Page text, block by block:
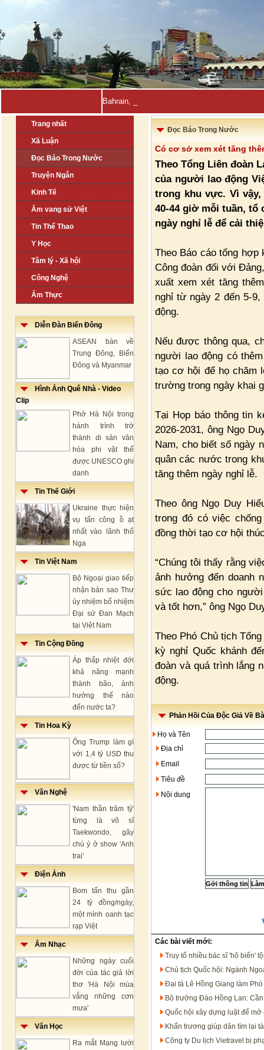
Bahrain, Kuwait tuyên bố đ-
Trang nhất
Xã Luận
Đọc Báo Trong Nước
Truyện Ngắn
Kinh Tế
Âm vang sử Việt
Tin Thể Thao
Y Học
Tâm lý - Xã hội
Công Nghệ
Ẩm Thực
Diễn Đàn Biển Đông
ASEAN bàn về
Trung Đông, Biển
Đông và Myanmar
Hình Ảnh Quê Nhà - Video
Clip
Phở Hà Nội trong
hành trình trở
thành di sản văn
hóa phi vật thể
được UNESCO ghi
danh
Tin Thế Giới
Ukraine thực hiện
vụ tấn công ồ ạt
nhất vào lãnh thổ
Nga
Tin Việt Nam
Bộ Ngoại giao tiếp
nhận bản sao Thư
ủy nhiệm bổ nhiệm
Đại sứ Đan Mạch
tại Việt Nam
Tin Cộng Đồng
Áp thấp nhiệt đới
khả năng mạnh
thành bão, ảnh
hưởng thế nào
đến nước ta?
Tin Hoa Kỳ
Ông Trump làm gì
với 1,4 tỷ USD thu
được từ tiền số?
Văn Nghệ
'Nam thần trăm tỷ'
từng là võ sĩ
Taekwondo, gây
chú ý ở show 'Anh
trai'
Điện Ảnh
Bom tấn thu gần
24 tỷ đồng/ngày,
một mình oanh tạc
rạp Việt
Âm Nhạc
Những ngày cuối
đời của tác giả lời
thơ 'Hà Nội mùa
vắng những cơn
mưa'
Văn Học
Ra mắt Mạng lưới
Đọc Báo Trong Nước
Có cơ sở xem xét tăng
Theo Tổng Liên đoàn
của người lao động
trong khu vực. Vì
40-44 giờ mỗi tuần, tổ
ngày nghỉ lễ để cải
Theo Báo cáo tổng
Công đoàn đối với
xuất xem xét tăng
nghỉ từ ngày 2 đến 5-
động.
Nếu được thông qua,
người lao động có
tạo cơ hội để họ chăm
trường trong ngày khai
Tại Họp báo thông tin
2026-2031, ông Ngọ
Nam, cho biết số ngày
quân các nước trong
tăng thêm ngày nghỉ lễ.
Theo ông Ngọ Duy
trong đó có việc
đồng thời tạo cơ hội
“Chúng tôi thấy rằng
ảnh hưởng đến doanh
sức lao động cho
và tốt hơn,” ông Ngọ
Theo Phó Chủ tịch
kỳ nghỉ Quốc khánh
đoàn và quá trình lắng
động.
Phản Hồi Của Độc Giả Về
Họ và Tên
Địa chỉ
Email
Tiêu đề
Nội dung
Các bài viết mới:
Truy tố nhiều bác sĩ 'hô biến'
Chủ tịch Quốc hội: Ngành
Đại tá Lê Hồng Giang làm
Bộ trưởng Đào Hồng Lan:
Quốc hội xây dựng luật để
Khẩn trương giúp dân tìm lại
Công ty Du lịch Vietravel bị